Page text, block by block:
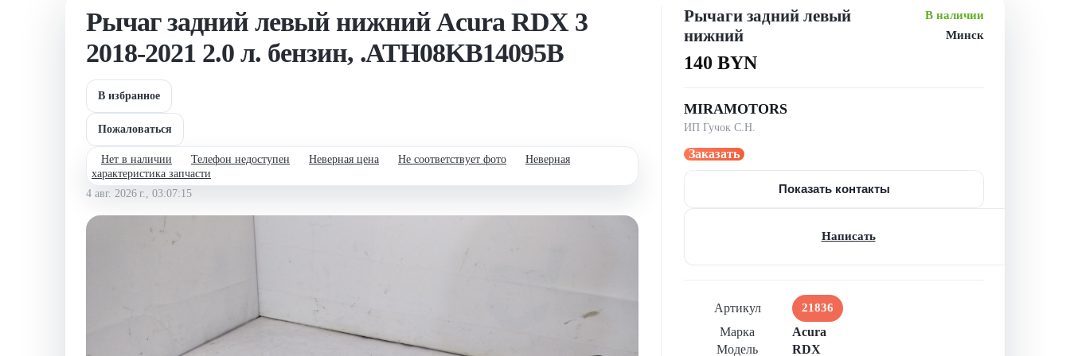
Рычаг задний левый нижний Acura RDX 3
2018-2021 2.0 л. бензин, .ATH08KB14095B
В избранное
Пожаловаться
Нет в наличии Телефон недоступен Неверная цена Не соответствует фото
Неверная
характеристика запчасти
4 авг. 2026 г., 03:07:15
Рычаги задний левый
нижний
140 BYN
В наличии
Минск
MIRAMOTORS
ИП Гучок С.Н.
Заказать
Показать контакты
Написать
Артикул 21836
Марка
Acura
Модель
RDX